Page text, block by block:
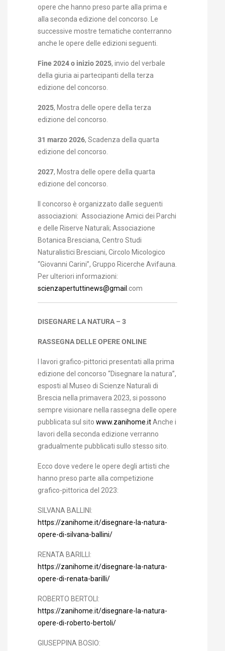
opere che hanno preso parte alla prima e
alla seconda edizione del concorso. Le
successive mostre tematiche conterranno
anche le opere delle edizioni seguenti.
Fine 2024 o inizio 2025, invio del verbale
della giuria ai partecipanti della terza
edizione del concorso.
2025, Mostra delle opere della terza
edizione del concorso.
31 marzo 2026, Scadenza della quarta
edizione del concorso.
2027, Mostra delle opere della quarta
edizione del concorso.
Il concorso è organizzato dalle seguenti
associazioni: Associazione Amici dei Parchi
e delle Riserve Naturali; Associazione
Botanica Bresciana, Centro Studi
Naturalistici Bresciani, Circolo Micologico
“Giovanni Carini”, Gruppo Ricerche Avifauna.
Per ulteriori informazioni:
scienzapertuttinews@gmail .com
DISEGNARE LA NATURA – 3
RASSEGNA DELLE OPERE ONLINE
I lavori grafico-pittorici presentati alla prima
edizione del concorso “Disegnare la natura”,
esposti al Museo di Scienze Naturali di
Brescia nella primavera 2023, si possono
sempre visionare nella rassegna delle opere
pubblicata sul sito www.zanihome.itAnche i
lavori della seconda edizione verranno
gradualmente pubblicati sullo stesso sito.
Ecco dove vedere le opere degli artisti che
hanno preso parte alla competizione
grafico-pittorica del 2023:
SILVANA BALLINI:
https://zanihome.it/disegnare-la-natura-
opere-di-silvana-ballini/
RENATA BARILLI:
https://zanihome.it/disegnare-la-natura-
opere-di-renata-barilli/
ROBERTO BERTOLI:
https://zanihome.it/disegnare-la-natura-
opere-di-roberto-bertoli/
GIUSEPPINA BOSIO: